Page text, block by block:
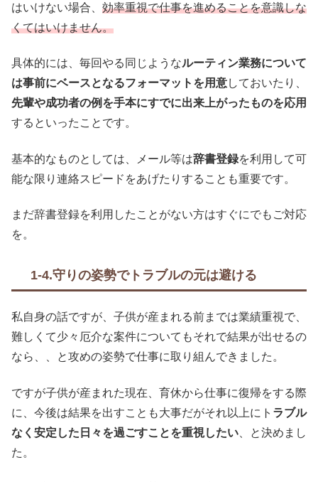
はいけない場合、 効率重視で仕事を進めることを意識しな
くてはいけません。
具体的には、毎回やる同じようなルーティン業務について
は事前にベースとなるフォーマットを用意しておいたり、
先輩や成功者の例を手本にすでに出来上がったものを応用
するといったことです。
基本的なものとしては、メール等は辞書登録を利用して可
能な限り連絡スピードをあげたりすることも重要です。
まだ辞書登録を利用したことがない方はすぐにでもご対応
を。
1-4.守りの姿勢でトラブルの元は避ける
私自身の話ですが、子供が産まれる前までは業績重視で、
難しくて少々厄介な案件についてもそれで結果が出せるの
なら、、と攻めの姿勢で仕事に取り組んできました。
ですが子供が産まれた現在、育休から仕事に復帰をする際
に、今後は結果を出すことも大事だがそれ以上にト ラブル
なく安定した日々を過ごすことを重視したい 、と決めまし
た。